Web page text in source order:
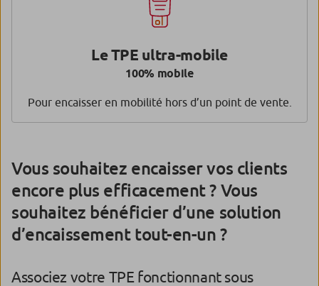
Le TPE ultra-mobile
100% mobile
Pour encaisser en mobilité hors d’un point de vente.
Vous souhaitez encaisser vos clients
encore plus efficacement ? Vous
souhaitez bénéficier d’une solution
d’encaissement tout-en-un ?
Associez votre TPE fonctionnant sous